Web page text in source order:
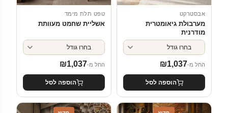
אבסטרקט
מערבולת גיאומטרית
מודרנית
החל מ- ₪1,037
הוספה לסל
טפט תלת מימד
אשליית שחמט מעוותת
החל מ- ₪1,037
הוספה לסל